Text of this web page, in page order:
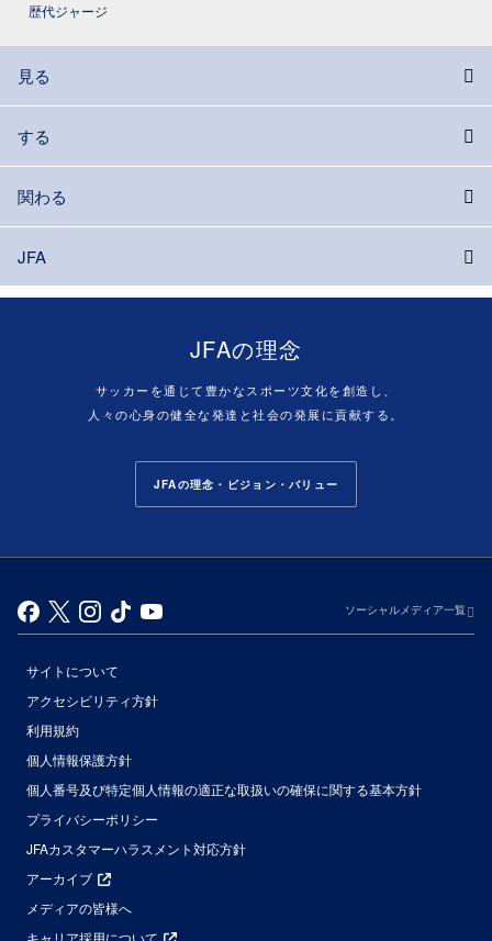
歴代ジャージ
見る
する
関わる
JFA
JFAの理念
サッカーを通じて豊かなスポーツ文化を創造し、
人々の心身の健全な発達と社会の発展に貢献する。
JFAの理念・ビジョン・バリュー
ソーシャルメディア一覧
サイトについて
アクセシビリティ方針
利用規約
個人情報保護方針
個人番号及び特定個人情報の適正な取扱いの確保に関する基本方針
プライバシーポリシー
JFAカスタマーハラスメント対応方針
アーカイブ
メディアの皆様へ
キャリア採用について